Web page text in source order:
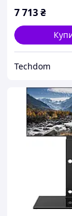
7 713₴
Techdom